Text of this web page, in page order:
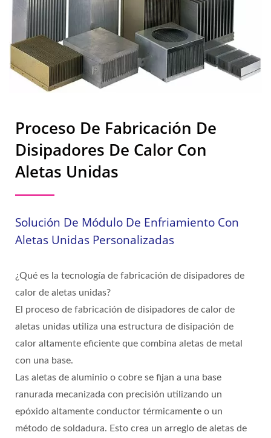
Proceso De Fabricación De
Disipadores De Calor Con
Aletas Unidas
Solución De Módulo De Enfriamiento Con
Aletas Unidas Personalizadas
¿Qué es la tecnología de fabricación de disipadores de
calor de aletas unidas?
El proceso de fabricación de disipadores de calor de
aletas unidas utiliza una estructura de disipación de
calor altamente eficiente que combina aletas de metal
con una base.
Las aletas de aluminio o cobre se fijan a una base
ranurada mecanizada con precisión utilizando un
epóxido altamente conductor térmicamente o un
método de soldadura. Esto crea un arreglo de aletas de